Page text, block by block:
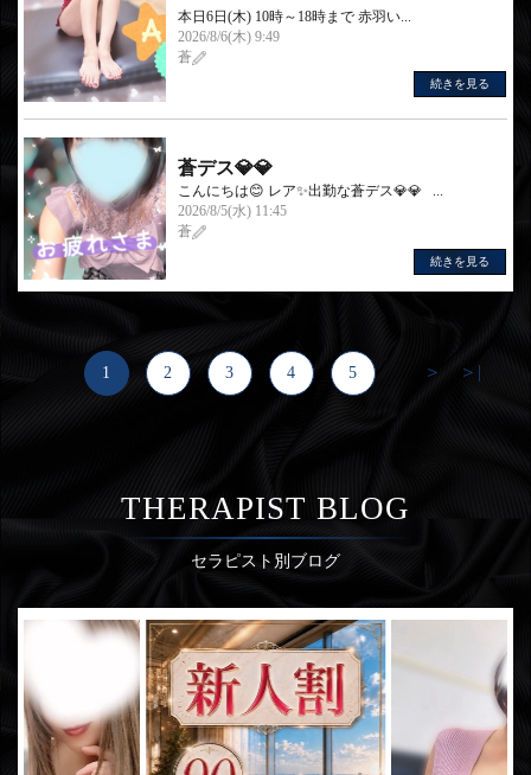
本日6日(木) 10時～18時まで 赤羽い...
2026/8/6(木) 9:49
蒼
続きを見る
蒼デス💎💎
こんにちは😊 レア✨出勤な蒼デス💎💎 ...
2026/8/5(水) 11:45
蒼
続きを見る
1 2 3 4 5 ＞ ＞|
THERAPIST BLOG
セラピスト別ブログ